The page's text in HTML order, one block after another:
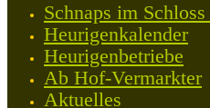
Schnaps im
Heurigenkalender
Heurigenbetriebe
Ab Hof-Vermarkter
Aktuelles